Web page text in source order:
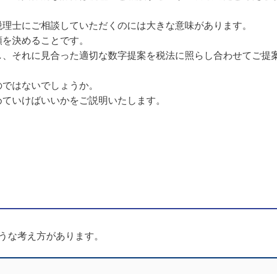
士にご相談していただくのには大きな意味があります。
決めることです。
それに見合った適切な数字提案を税法に照らし合わせてご提
はないでしょうか。
いけばいいかをご説明いたします。
な考え方があります。